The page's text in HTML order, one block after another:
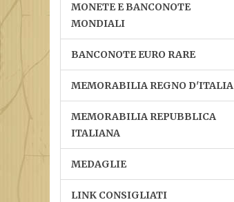
MONETE E BANCONOTE
MONDIALI
BANCONOTE EURO RARE
MEMORABILIA REGNO D'ITALIA
MEMORABILIA REPUBBLICA
ITALIANA
MEDAGLIE
LINK CONSIGLIATI